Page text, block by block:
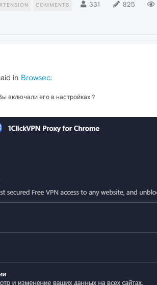
COMMENTS 331 825
in Browsec:
включали его в настройках ?